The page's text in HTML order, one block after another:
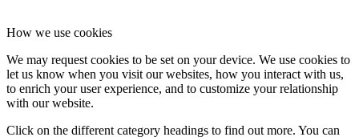
How we use cookies
We may request cookies to be set on your device. We use cookies to
let us know when you visit our websites, how you interact with us,
to enrich your user experience, and to customize your relationship
with our website.
Click on the different category headings to find out more. You can